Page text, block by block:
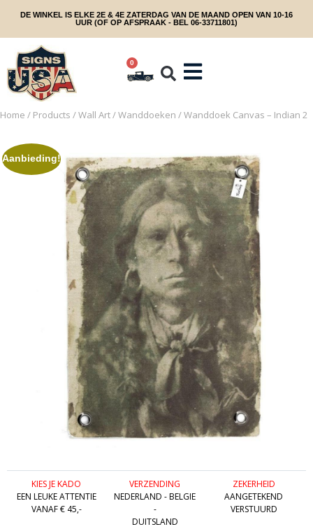
DE WINKEL IS ELKE 2E & 4E ZATERDAG VAN DE MAAND OPEN VAN 10-16
UUR (OF OP AFSPRAAK - BEL 06-33711801)
0
Home / Products /Wall Art/Wanddoeken / Wanddoek Canvas – Indian 2
Aanbieding!
KIES JE KADO
EEN LEUKE ATTENTIE
VANAF € 45,-
VERZENDING
NEDERLAND - BELGIE
-
DUITSLAND
ZEKERHEID
AANGETEKEND
VERSTUURD